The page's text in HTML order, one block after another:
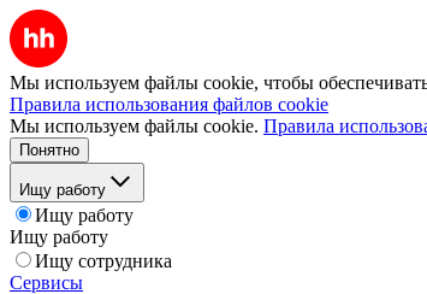
Мы используем файлы cookie, чтобы
Правила использования файлов cookie
Мы используем файлы cookie. Правила
Понятно
Ищу работу
Ищу работу
Ищу работу
Ищу сотрудника
Сервисы